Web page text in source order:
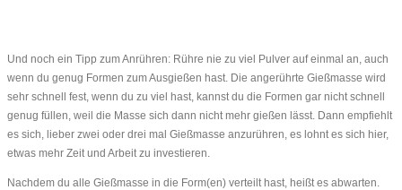
Und noch ein Tipp zum Anrühren: Rühre nie zu viel Pulver auf einmal an, auch
wenn du genug Formen zum Ausgießen hast. Die angerührte Gießmasse wird
sehr schnell fest, wenn du zu viel hast, kannst du die Formen gar nicht schnell
genug füllen, weil die Masse sich dann nicht mehr gießen lässt. Dann empfiehlt
es sich, lieber zwei oder drei mal Gießmasse anzurühren, es lohnt es sich hier,
etwas mehr Zeit und Arbeit zu investieren.
Nachdem du alle Gießmasse in die Form(en) verteilt hast, heißt es abwarten.